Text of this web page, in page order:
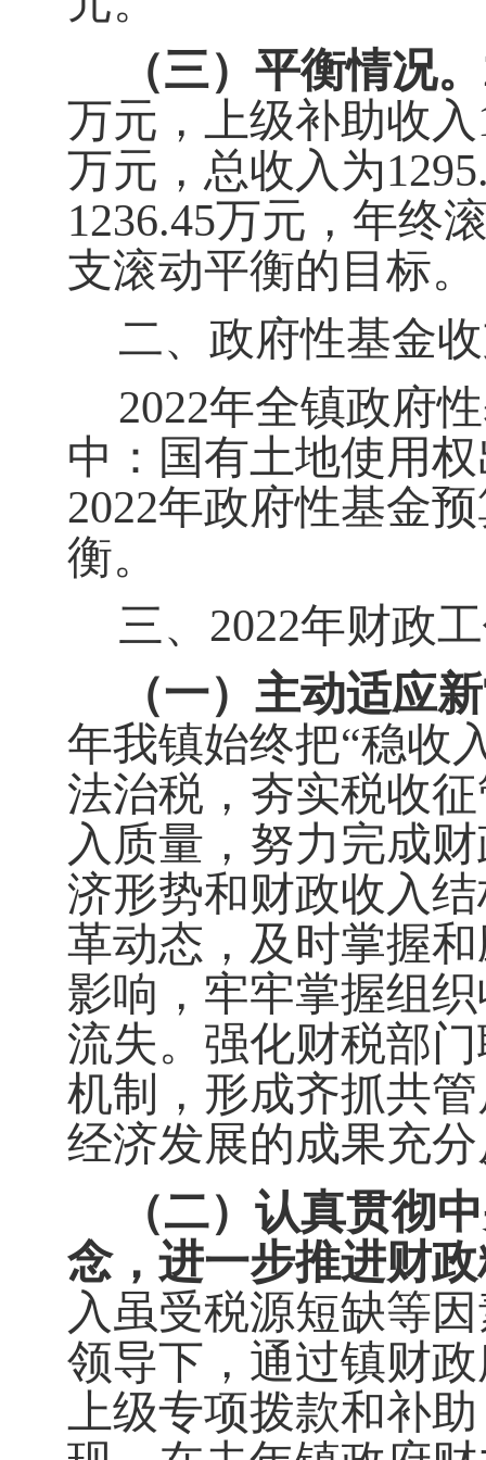
（三）平衡情况。
万元，上级补助收入
万元，总收入为
1236.45万元 ，年终
支滚动平衡的目标。
二、政府性基金
2022年全镇政府
中：国有土地使用
2022年政府性基金
衡。
三、 2022年财政
（一）主动适应
年我镇始终把“稳收
法治税，夯实税收
入质量，努力完成
济形势和财政收入
革动态，及时掌握
影响，牢牢掌握组
流失。强化财税部
机制，形成齐抓共
经济发展的成果充
（二）认真贯彻
念，进一步推进财
入虽受税源短缺等
领导下，通过镇财
上级专项拨款和补